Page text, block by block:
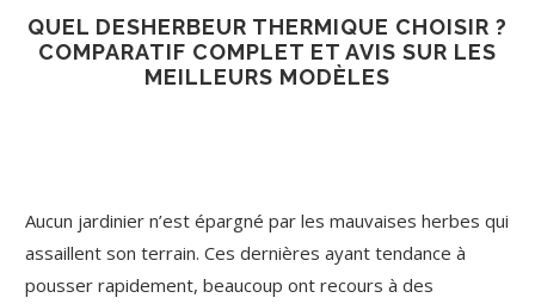
QUEL DESHERBEUR THERMIQUE CHOISIR ?
COMPARATIF COMPLET ET AVIS SUR LES
MEILLEURS MODÈLES
Aucun jardinier n’est épargné par les mauvaises herbes qui
assaillent son terrain. Ces dernières ayant tendance à
pousser rapidement, beaucoup ont recours à des